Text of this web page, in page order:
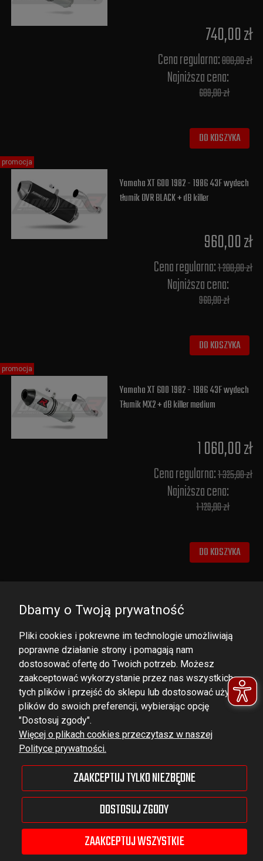
740,00 zł
Cena regularna:800,00 zł
Najniższa cena:
689,00 zł
DO KOSZYKA
Yamaha XT 600 1982 - 1986 43F wydech
tłumik OVR BLACK + dB killer
960,00 zł
Cena regularna:1 200,00 zł
Najniższa cena:
960,00 zł
DO KOSZYKA
promocja
Yamaha XT 600 1982 - 1986 43F wydech
Tłumik MX2 + dB killer medium
1 060,00 zł
Cena regularna:1 325,00 zł
Najniższa cena:
1 129,00 zł
DO KOSZYKA
promocja
DOMINATOR GROUP Sp. z o.o.
Ludowa 59, 43-514 Kaniów,
POLAND
VAT ID No.: 6521751083
dominator@dominator.pl
© Copyright 2022 | Dominator Group Sp. z o. o.
Dbamy o Twoją prywatność
Pliki cookies i pokrewne im technologie umożliwiają
poprawne działanie strony i pomagają nam
dostosować ofertę do Twoich potrzeb. Możesz
zaakceptować wykorzystanie przez nas wszystkich
tych plików i przejść do sklepu lub dostosować użycie
plików do swoich preferencji, wybierając opcję
"Dostosuj zgody".
Więcej o plikach cookies przeczytasz w naszej
Polityce prywatności.
ZAAKCEPTUJ TYLKO NIEZBĘDNE
DOSTOSUJ ZGODY
ZAAKCEPTUJ WSZYSTKIE